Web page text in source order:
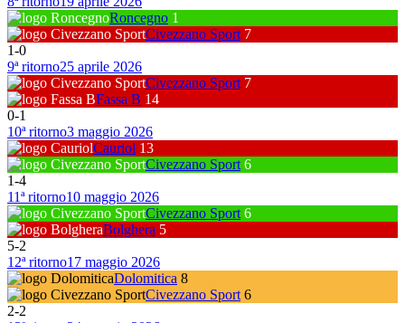
Roncegno 1
Civezzano Sport 7
1-0
9ª ritorno25 aprile 2026
Civezzano Sport 7
Fassa B 14
0-1
10ª ritorno3 maggio 2026
Cauriol 13
Civezzano Sport 6
1-4
11ª ritorno10 maggio 2026
Civezzano Sport 6
Bolghera 5
5-2
12ª ritorno17 maggio 2026
Dolomitica 8
Civezzano Sport 6
2-2